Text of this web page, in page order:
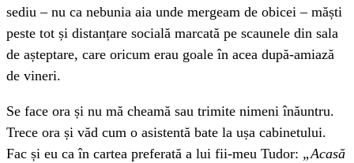
sediu – nu ca nebunia aia unde mergeam de obicei – măști
peste tot și distanțare socială marcată pe scaunele din sala
de așteptare, care oricum erau goale în acea după-amiază
de vineri.
Se face ora și nu mă cheamă sau trimite nimeni înăuntru.
Trece ora și văd cum o asistentă bate la ușa cabinetului.
Fac și eu ca în cartea preferată a lui fii-meu Tudor: „Acasă